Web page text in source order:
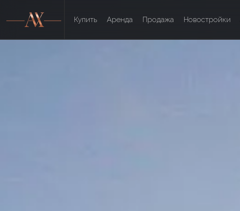
Купить Аренда Продажа Новостройки